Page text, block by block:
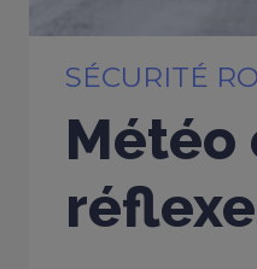
SÉCURITÉ
Météo